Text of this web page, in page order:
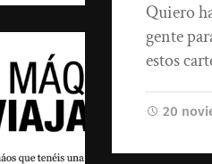
Quiero
gente
estos
20